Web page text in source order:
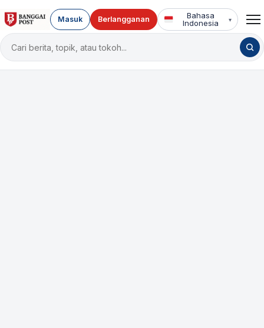
Cari
berita
Masuk Berlangganan
Bahasa
Indonesia
▾